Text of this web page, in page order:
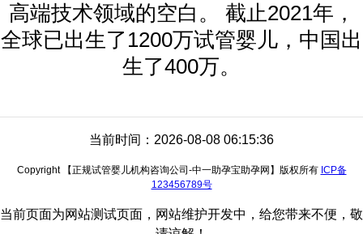
高端技术领域的空白。 截止2021年，
全球已出生了1200万试管婴儿，中国出
生了400万。
当前时间：2026-08-08 06:15:36
Copyright 【正规试管婴儿机构咨询公司-中一助孕宝助孕网】版权所有 ICP备
123456789号
当前页面为网站测试页面，网站维护开发中，给您带来不便，敬